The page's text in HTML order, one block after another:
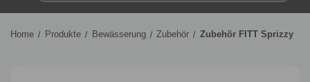
Home Produkte Bewässerung Zubehör Zubehör FITT Sprizzy